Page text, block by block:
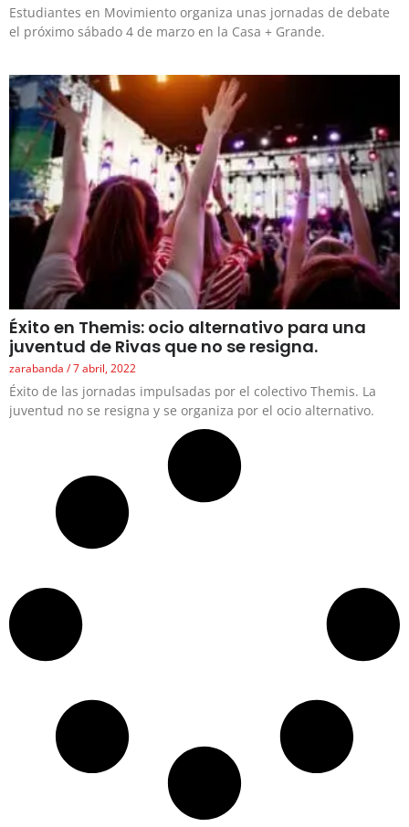
Estudiantes en Movimiento organiza unas jornadas de debate
el próximo sábado 4 de marzo en la Casa + Grande.
Éxito en Themis: ocio alternativo para una
juventud de Rivas que no se resigna.
zarabanda 7 abril, 2022
Éxito de las jornadas impulsadas por el colectivo Themis. La
juventud no se resigna y se organiza por el ocio alternativo.